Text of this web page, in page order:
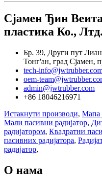
Сјамен Ђин
пластика Ко., Лтд.
Бр. 39, Други пут
Тонг'ан, град Сјамен,
tech-
oem-
admin@jwtrubber.com
+86 18046216971
Истакнути производи, Мапа
Мали пасивни радијатор,
радијатором, Квадратни
пасивних радијатора,
радијатор,
О нама